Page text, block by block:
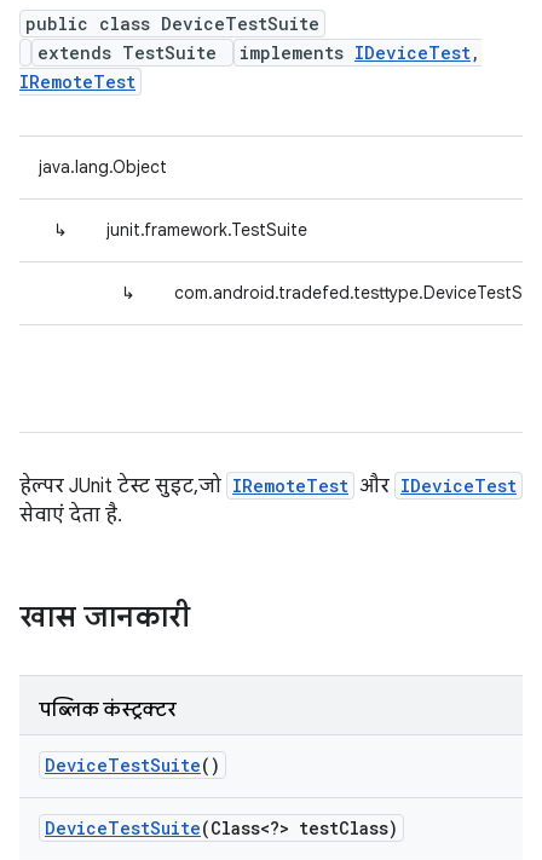
public class DeviceTestSuite
extends TestSuite
implements IDeviceTest,
IRemoteTest
java.lang.Object
↳ junit.framework.TestSuite
↳
हेल्पर JUnit टेस्ट सुइट, जो IRemoteTest और IDeviceTest
सेवाएं देता है.
खास जानकारी
पब्लिक कंस्ट्रक्टर
DeviceTestSuite()
DeviceTestSuite(Class<?> testClass)